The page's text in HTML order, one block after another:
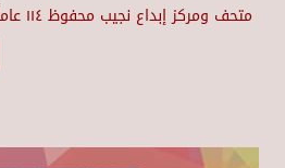
متحف ومركز إبداع نجيب محفوظ ١١٤ عاماً على ميلاد صاحب الثلاثية